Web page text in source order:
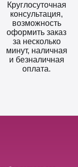
Круглосуточная
консультация,
возможность
оформить заказ
за несколько
минут, наличная
и безналичная
оплата.